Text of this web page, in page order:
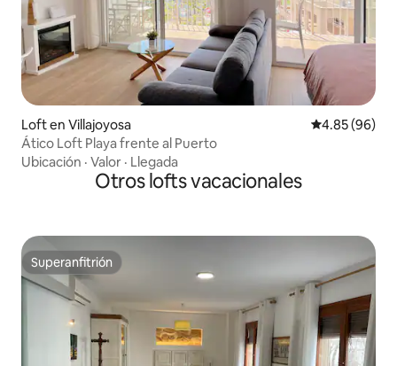
Loft en Villajoyosa Calificación
4.85 (96)
Ático Loft Playa frente al Puerto
Ubicación · Valor · Llegada
Otros lofts vacacionales
Superanfitrión
Superanfitrión